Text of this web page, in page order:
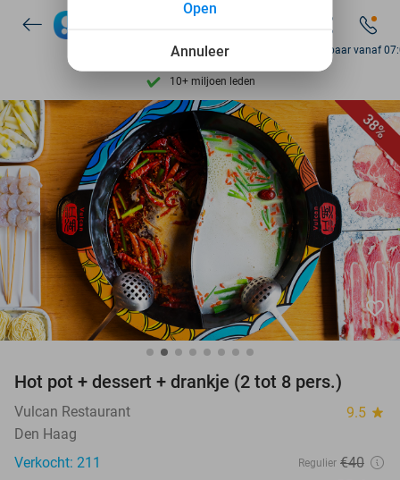
Ontdek 15.000+ deals
7 dagen per week beschikbaar
10+ miljoen leden
9,4 op basis van205.983 reviews
Ontdek 15.000+ deals
7 dagen per week beschikbaar
10+ miljoen leden
Bereikbaar vanaf
38%
favorite_border
Hot pot + dessert + drankje (2 tot 8 pers.)
Vulcan Restaurant 9.5 star
Den Haag
Verkocht: 211
Regulier €40
Annuleer
Open